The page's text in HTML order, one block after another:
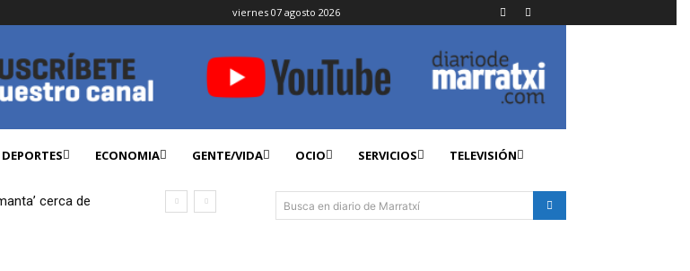
viernes 07 agosto 2026
DEPORTES ECONOMIA GENTE/VIDA OCIO SERVICIOS TELEVISIÓN
cerca de
Busca en diario de Marratxí